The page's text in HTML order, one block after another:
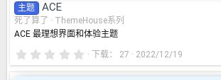
主题 ACE
死了算了
ThemeHouse系列
ACE 最理想界面和体验主题
0
.
0
下载 27 2022/12/19